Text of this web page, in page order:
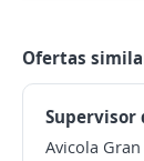
Ofertas
Supervisor
Avicola Gran